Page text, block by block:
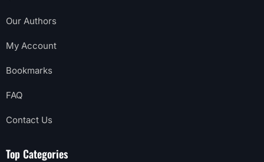
Our Authors
My Account
Bookmarks
FAQ
Contact Us
Top Categories